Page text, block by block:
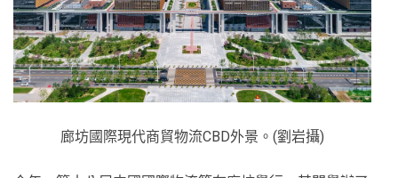
廊坊國際現代商貿物流CBD外景。(劉岩攝)